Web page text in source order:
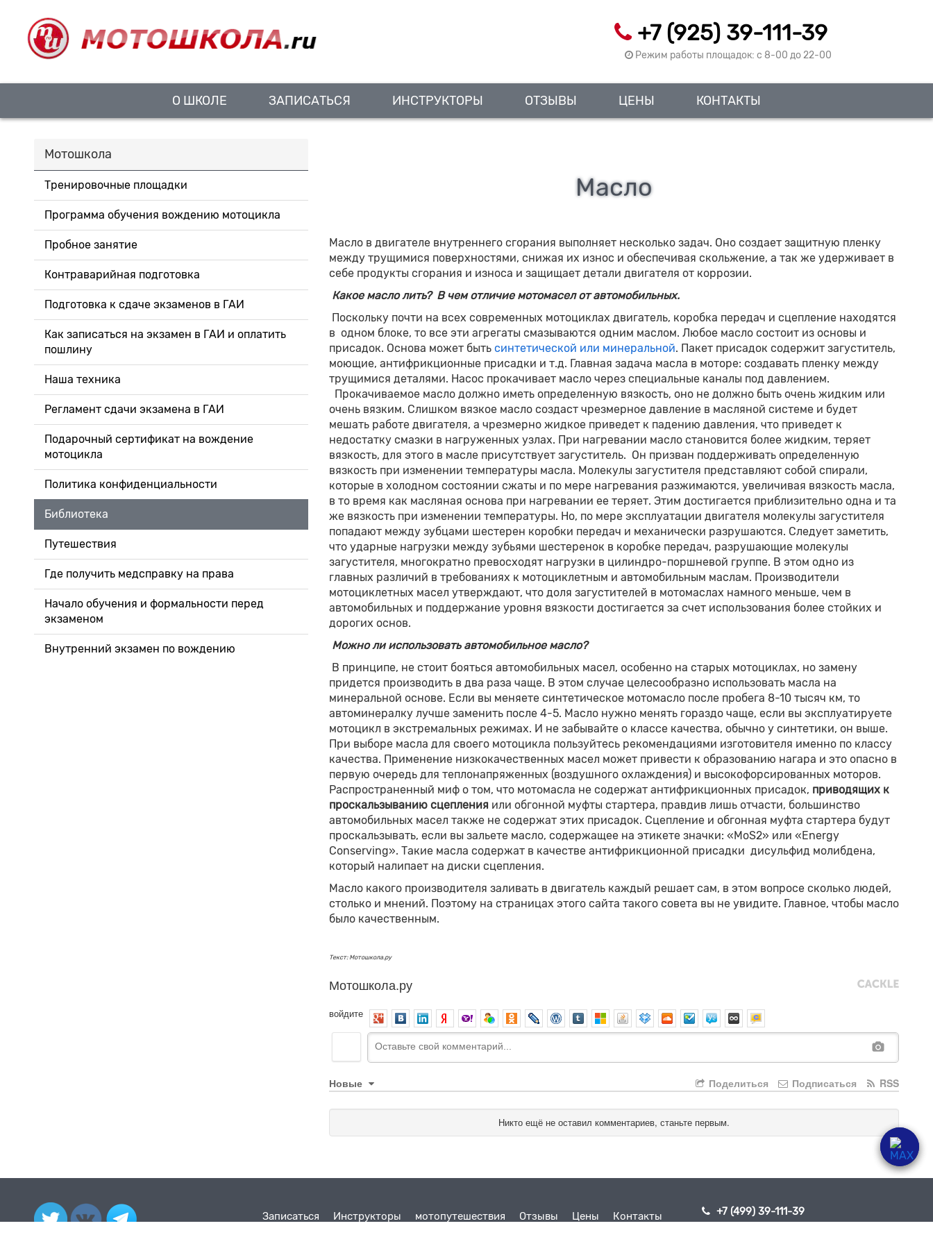
+7 (925) 39-111-39
Режим работы площадок: c 8-00 до 22-00
О ШКОЛЕ ЗАПИСАТЬСЯ ИНСТРУКТОРЫ ОТЗЫВЫ ЦЕНЫ КОНТАКТЫ
Мотошкола
Тренировочные площадки
Программа обучения вождению мотоцикла
Пробное занятие
Контраварийная подготовка
Подготовка к сдаче экзаменов в ГАИ
Как записаться на экзамен в ГАИ и оплатить
пошлину
Наша техника
Регламент сдачи экзамена в ГАИ
Подарочный сертификат на вождение
мотоцикла
Политика конфиденциальности
Библиотека
Путешествия
Где получить медсправку на права
Начало обучения и формальности перед
экзаменом
Внутренний экзамен по вождению
Масло
Масло в двигателе внутреннего сгорания выполняет несколько задач. Оно создает защитную пленку
между трущимися поверхностями, снижая их износ и обеспечивая скольжение, а так же удерживает в
себе продукты сгорания и износа и защищает детали двигателя от коррозии.
Какое масло лить? В чем отличие мотомасел от автомобильных.
Поскольку почти на всех современных мотоциклах двигатель, коробка передач и сцепление находятся
в одном блоке, то все эти агрегаты смазываются одним маслом. Любое масло состоит из основы и
присадок. Основа может бытьсинтетической или минеральной. Пакет присадок содержит загуститель,
моющие, антифрикционные присадки и т.д. Главная задача масла в моторе: создавать пленку между
трущимися деталями. Насос прокачивает масло через специальные каналы под давлением.
Прокачиваемое масло должно иметь определенную вязкость, оно не должно быть очень жидким или
очень вязким. Слишком вязкое масло создаст чрезмерное давление в масляной системе и будет
мешать работе двигателя, а чрезмерно жидкое приведет к падению давления, что приведет к
недостатку смазки в нагруженных узлах. При нагревании масло становится более жидким, теряет
вязкость, для этого в масле присутствует загуститель. Он призван поддерживать определенную
вязкость при изменении температуры масла. Молекулы загустителя представляют собой спирали,
которые в холодном состоянии сжаты и по мере нагревания разжимаются, увеличивая вязкость масла,
в то время как масляная основа при нагревании ее теряет. Этим достигается приблизительно одна и та
же вязкость при изменении температуры. Но, по мере эксплуатации двигателя молекулы загустителя
попадают между зубцами шестерен коробки передач и механически разрушаются. Следует заметить,
что ударные нагрузки между зубьями шестеренок в коробке передач, разрушающие молекулы
загустителя, многократно превосходят нагрузки в цилиндро-поршневой группе. В этом одно из
главных различий в требованиях к мотоциклетным и автомобильным маслам. Производители
мотоциклетных масел утверждают, что доля загустителей в мотомаслах намного меньше, чем в
автомобильных и поддержание уровня вязкости достигается за счет использования более стойких и
дорогих основ.
Можно ли использовать автомобильное масло?
В принципе, не стоит бояться автомобильных масел, особенно на старых мотоциклах, но замену
придется производить в два раза чаще. В этом случае целесообразно использовать масла на
минеральной основе. Если вы меняете синтетическое мотомасло после пробега 8-10 тысяч км, то
автоминералку лучше заменить после 4-5. Масло нужно менять гораздо чаще, если вы эксплуатируете
мотоцикл в экстремальных режимах. И не забывайте о классе качества, обычно у синтетики, он выше.
При выборе масла для своего мотоцикла пользуйтесь рекомендациями изготовителя именно по классу
качества. Применение низкокачественных масел может привести к образованию нагара и это опасно в
первую очередь для теплонапряженных (воздушного охлаждения) и высокофорсированных моторов.
Распространенный миф о том, что мотомасла не содержат антифрикционных присадок, приводящих к
проскальзыванию сцепления или обгонной муфты стартера, правдив лишь отчасти, большинство
автомобильных масел также не содержат этих присадок. Сцепление и обгонная муфта стартера будут
проскальзывать, если вы зальете масло, содержащее на этикете значки: «MoS2» или «Energy
Conserving». Такие масла содержат в качестве антифрикционной присадки дисульфид молибдена,
который налипает на диски сцепления.
Масло какого производителя заливать в двигатель каждый решает сам, в этом вопросе сколько людей,
столько и мнений. Поэтому на страницах этого сайта такого совета вы не увидите. Главное, чтобы масло
было качественным.
Текст: Мотошкола.ру
Мотошкола.ру
войдите
Новые RSS
Подписаться
Поделиться
Никто ещё не оставил комментариев, станьте первым.
Записаться Инструкторы мотопутешествия Отзывы Цены Контакты
+7 (499) 39-111-39